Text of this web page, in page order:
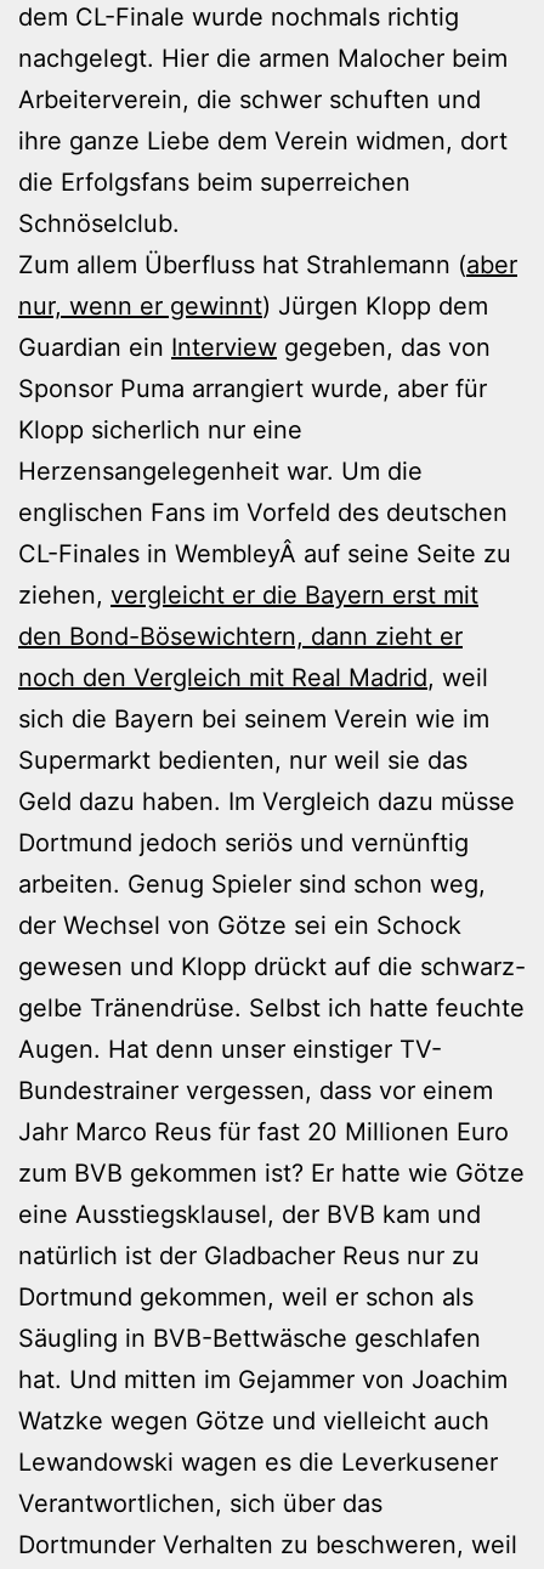
dem CL-Finale wurde nochmals richtig
nachgelegt. Hier die armen Malocher beim
Arbeiterverein, die schwer schuften und
ihre ganze Liebe dem Verein widmen, dort
die Erfolgsfans beim superreichen
Schnöselclub.
Zum allem Überfluss hat Strahlemann (aber
nur, wenn er gewinnt) Jürgen Klopp dem
Guardian ein Interview gegeben, das von
Sponsor Puma arrangiert wurde, aber für
Klopp sicherlich nur eine
Herzensangelegenheit war. Um die
englischen Fans im Vorfeld des deutschen
CL-Finales in WembleyÂ auf seine Seite zu
ziehen, vergleicht er die Bayern erst mit
den Bond-Bösewichtern, dann zieht er
noch den Vergleich mit Real Madrid, weil
sich die Bayern bei seinem Verein wie im
Supermarkt bedienten, nur weil sie das
Geld dazu haben. Im Vergleich dazu müsse
Dortmund jedoch seriös und vernünftig
arbeiten. Genug Spieler sind schon weg,
der Wechsel von Götze sei ein Schock
gewesen und Klopp drückt auf die schwarz-
gelbe Tränendrüse. Selbst ich hatte feuchte
Augen. Hat denn unser einstiger TV-
Bundestrainer vergessen, dass vor einem
Jahr Marco Reus für fast 20 Millionen Euro
zum BVB gekommen ist? Er hatte wie Götze
eine Ausstiegsklausel, der BVB kam und
natürlich ist der Gladbacher Reus nur zu
Dortmund gekommen, weil er schon als
Säugling in BVB-Bettwäsche geschlafen
hat. Und mitten im Gejammer von Joachim
Watzke wegen Götze und vielleicht auch
Lewandowski wagen es die Leverkusener
Verantwortlichen, sich über das
Dortmunder Verhalten zu beschweren, weil